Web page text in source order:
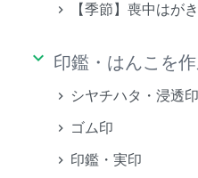
【季節】喪中はが
keyboard_arrow_down 印鑑・はんこを
シヤチハタ・浸透印
ゴム印
印鑑・実印